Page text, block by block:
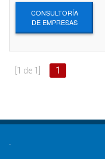
CONSULTORÍA
DE EMPRESAS
[1 de 1] 1
.